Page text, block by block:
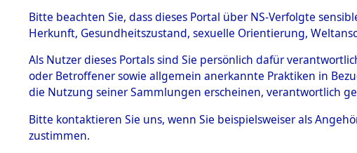
BESTÄNDE
Inhaftierungsdoku
mente
5. Verschiedenes
Todesmärsche
5.3.1 Alliierte
Exhumierung
(Landkreis
Diebersried
Bitte beachten Sie, dass dieses Portal über NS-Verfolgte
Herkunft, Gesundheitszustand, sexuelle Orientierung,
Als Nutzer dieses Portals sind Sie persönlich dafür
oder Betroffener sowie allgemein anerkannte Praktiken in
die Nutzung seiner Sammlungen erscheinen, verantwortlich
Bitte kontaktieren Sie uns, wenn Sie beispielsweiser als
zustimmen.